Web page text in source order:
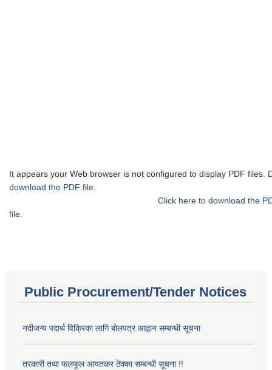
It appears your Web browser is not configured to display PDF files.
download the PDF file.
Click here to download the
file.
Public Procurement/Tender Notices
नदीजन्य पदार्थ विक्रिका लागि बोलपत्र आह्वान सम्बन्धी सूचना
तरकारी तथा फलफूल आयतकर ठेक्का सम्बन्धी सूचना !!